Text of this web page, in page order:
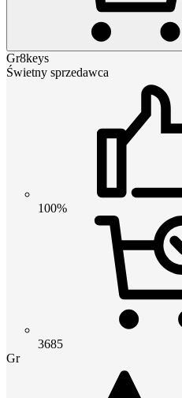
Gr8keys
Świetny sprzedawca
100%
3685
Gr